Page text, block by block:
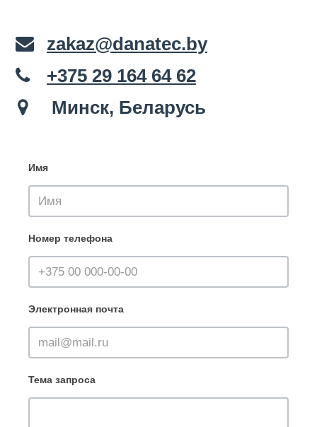
zakaz@danatec.by
+375 29 164 64 62
Минск, Беларусь
Имя
Номер телефона
Электронная почта
Тема запроса